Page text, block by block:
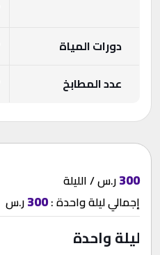
دورات المياة
عدد المطابخ
300ر.س / الليلة
إجماليليلة واحدة:
300ر.س
ليلة واحدة